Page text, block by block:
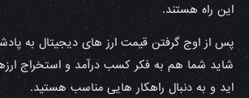
این راه هستند.
پس از اوج گرفتن قیمت ارز های دیجیتال به
شاید شما هم به فکر کسب درآمد و استخراج
اید و به دنبال راهکار هایی مناسب هستید.